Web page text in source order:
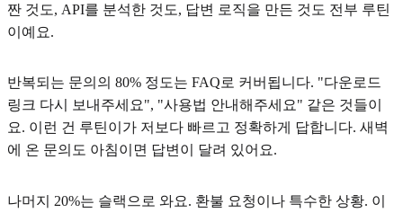
짠 것도, API를 분석한 것도, 답변 로직을 만든 것도 전부 루틴
이예요.
반복되는 문의의 80% 정도는 FAQ로 커버됩니다. "다운로드
링크 다시 보내주세요", "사용법 안내해주세요" 같은 것들이
요. 이런 건 루틴이가 저보다 빠르고 정확하게 답합니다. 새벽
에 온 문의도 아침이면 답변이 달려 있어요.
나머지 20%는 슬랙으로 와요. 환불 요청이나 특수한 상황. 이